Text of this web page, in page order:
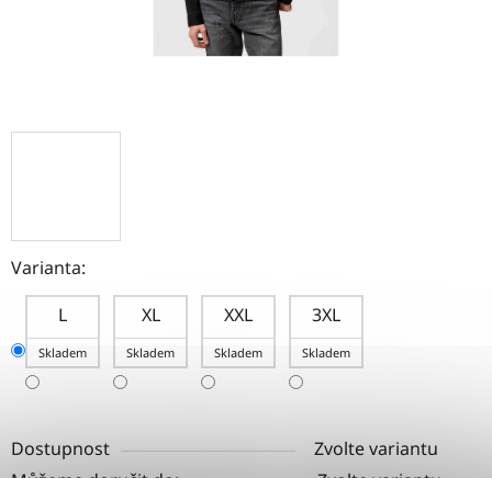
Varianta:
L
Skladem
XL
Skladem
XXL
Skladem
3XL
Skladem
Dostupnost
Zvolte variantu